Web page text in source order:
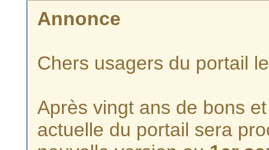
Annonce
Chers usagers du portail
Après vingt ans de bons
actuelle du portail sera